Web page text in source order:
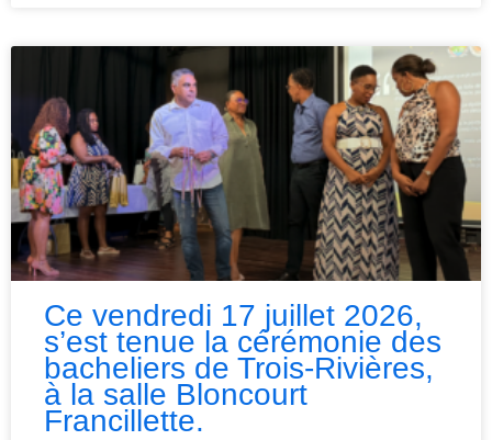
Ce vendredi 17 juillet 2026,
s’est tenue la cérémonie des
bacheliers de Trois-Rivières,
à la salle Bloncourt
Francillette.